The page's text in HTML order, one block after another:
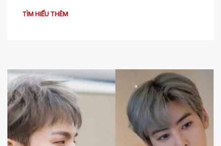
TÌM HIỂU THÊM